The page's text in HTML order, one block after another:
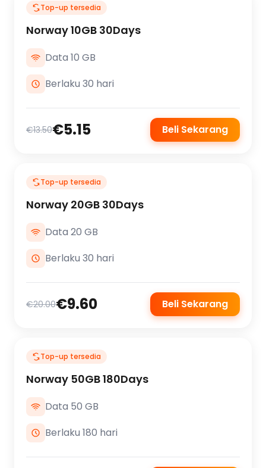
Top-up tersedia
Norway 10GB 30Days
Data 10 GB
Berlaku 30 hari
€13.50€5.15 Beli Sekarang
Top-up tersedia
Norway 20GB 30Days
Data 20 GB
Berlaku 30 hari
€20.00€9.60 Beli Sekarang
Top-up tersedia
Norway 50GB 180Days
Data 50 GB
Berlaku 180 hari